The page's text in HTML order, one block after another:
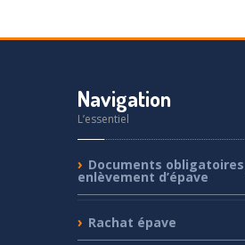
Navigation
L’essentiel
Documents
enlèvement d’épave
Rachat épave